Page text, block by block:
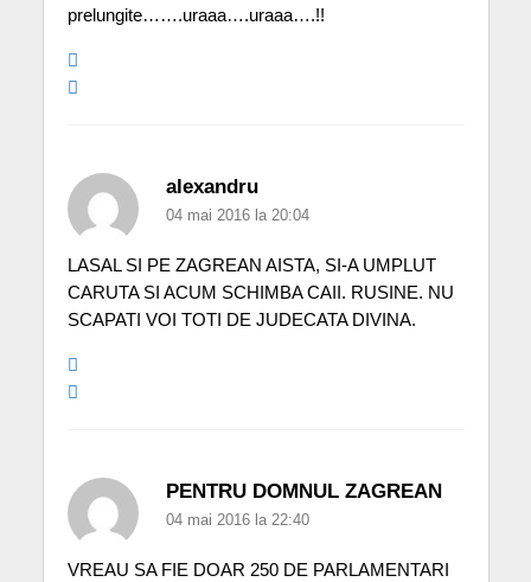
prelungite…….uraaa….uraaa….!!
alexandru
04 mai 2016 la 20:04
LASAL SI PE ZAGREAN AISTA, SI-A UMPLUT
CARUTA SI ACUM SCHIMBA CAII. RUSINE. NU
SCAPATI VOI TOTI DE JUDECATA DIVINA.
PENTRU DOMNUL ZAGREAN
04 mai 2016 la 22:40
VREAU SA FIE DOAR 250 DE PARLAMENTARI